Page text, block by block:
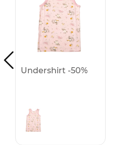
Undershirt -50%